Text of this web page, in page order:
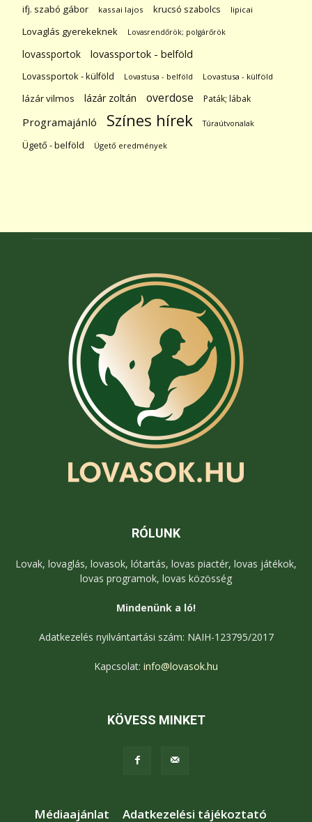
ifj. szabó gábor kassai lajos krucsó szabolcs lipicai
Lovaglás gyerekeknek Lovasrendőrök; polgárőrök
lovassportok lovassportok - belföld
Lovassportok - külföld Lovastusa - belföld Lovastusa - külföld
lázár vilmos lázár zoltán overdose Paták; lábak
Programajánló Színes hírek Túraútvonalak
Ügető - belföld Ügető eredmények
RÓLUNK
Lovak, lovaglás, lovasok, lótartás, lovas piactér, lovas játékok,
lovas programok, lovas közösség
Mindenünk a ló!
Adatkezelés nyilvántartási szám: NAIH-123795/2017
Kapcsolat: info@lovasok.hu
KÖVESS MINKET
Médiaajánlat
Adatkezelési tájékoztató